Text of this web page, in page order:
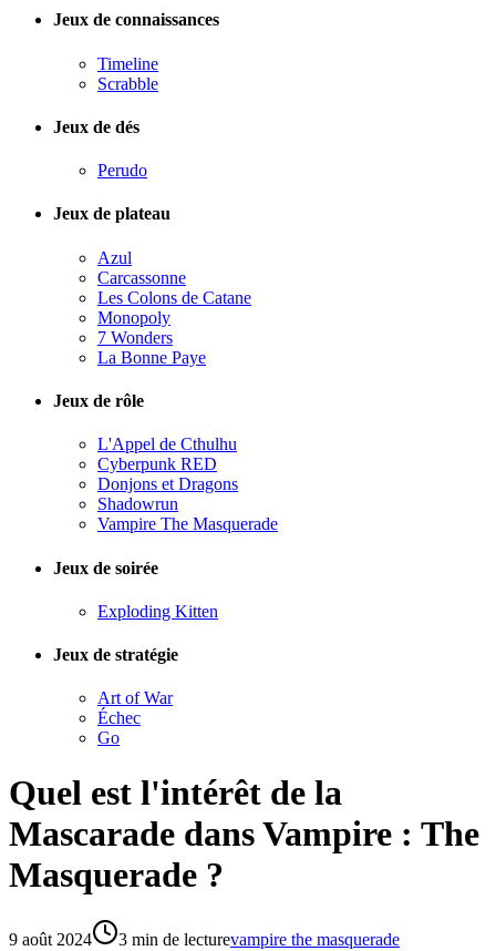
Jeux de connaissances
Timeline
Scrabble
Jeux de dés
Perudo
Jeux de plateau
Azul
Carcassonne
Les Colons de Catane
Monopoly
7 Wonders
La Bonne Paye
Jeux de rôle
L'Appel de Cthulhu
Cyberpunk RED
Donjons et Dragons
Shadowrun
Vampire The Masquerade
Jeux de soirée
Exploding Kitten
Jeux de stratégie
Art of War
Échec
Go
Quel est l'intérêt de la
Mascarade dans Vampire : The
Masquerade ?
9 août 2024 3 min de lecturevampire the masquerade